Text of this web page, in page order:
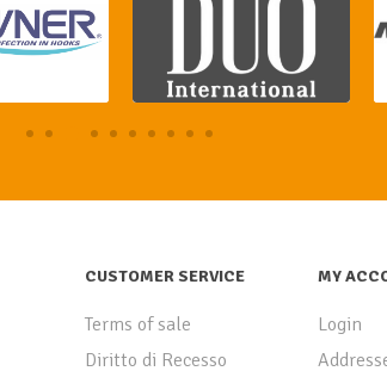
CUSTOMER SERVICE
Terms of sale
Diritto di Recesso
MY
Login